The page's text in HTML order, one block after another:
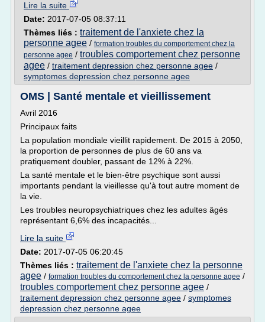
Lire la suite
Date: 2017-07-05 08:37:11
Thèmes liés : traitement de l'anxiete chez la
personne agee / formation troubles du comportement chez la
personne agee / troubles comportement chez personne
agee / traitement depression chez personne agee /
symptomes depression chez personne agee
OMS | Santé mentale et vieillissement
Avril 2016
Principaux faits
La population mondiale vieillit rapidement. De 2015 à 2050,
la proportion de personnes de plus de 60 ans va
pratiquement doubler, passant de 12% à 22%.
La santé mentale et le bien-être psychique sont aussi
importants pendant la vieillesse qu'à tout autre moment de
la vie.
Les troubles neuropsychiatriques chez les adultes âgés
représentant 6,6% des incapacités...
Lire la suite
Date: 2017-07-05 06:20:45
Thèmes liés : traitement de l'anxiete chez la personne
agee / formation troubles du comportement chez la personne agee /
troubles comportement chez personne agee /
traitement depression chez personne agee / symptomes
depression chez personne agee